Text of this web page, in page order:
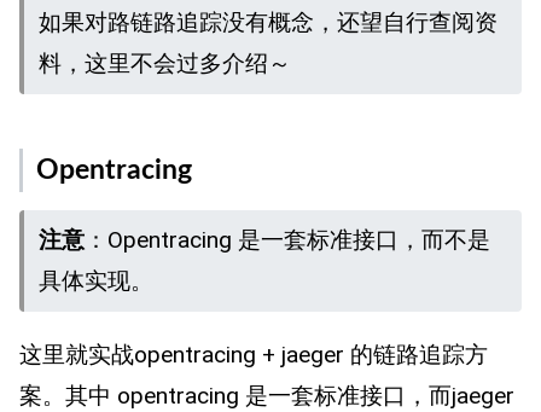
如果对路链路追踪没有概念，还望自行查阅资
料，这里不会过多介绍～
Opentracing
注意 ：Opentracing 是一套标准接口，而不是
具体实现。
这里就实战opentracing + jaeger 的链路追踪方
案。其中 opentracing 是一套标准接口，而jaeger